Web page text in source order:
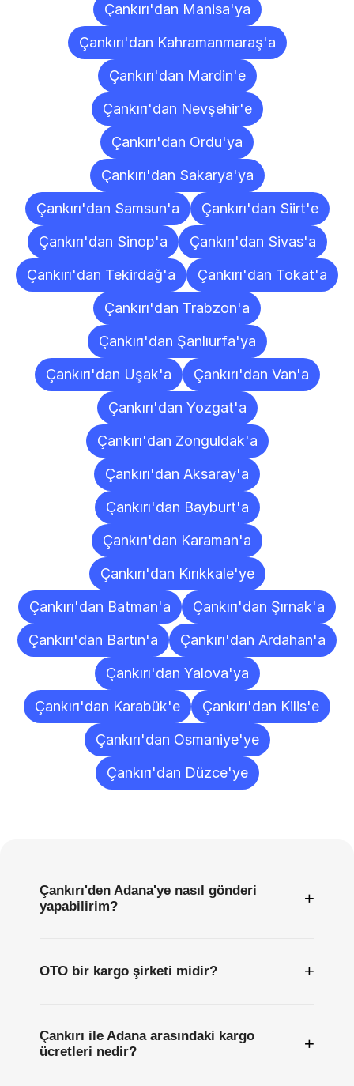
Çankırı'dan Manisa'ya
Çankırı'dan Kahramanmaraş'a
Çankırı'dan Mardin'e
Çankırı'dan Nevşehir'e
Çankırı'dan Ordu'ya
Çankırı'dan Sakarya'ya
Çankırı'dan Samsun'a
Çankırı'dan Siirt'e
Çankırı'dan Sinop'a
Çankırı'dan Sivas'a
Çankırı'dan Tekirdağ'a
Çankırı'dan Tokat'a
Çankırı'dan Trabzon'a
Çankırı'dan Şanlıurfa'ya
Çankırı'dan Uşak'a
Çankırı'dan Van'a
Çankırı'dan Yozgat'a
Çankırı'dan Zonguldak'a
Çankırı'dan Aksaray'a
Çankırı'dan Bayburt'a
Çankırı'dan Karaman'a
Çankırı'dan Kırıkkale'ye
Çankırı'dan Batman'a
Çankırı'dan Şırnak'a
Çankırı'dan Bartın'a
Çankırı'dan Ardahan'a
Çankırı'dan Yalova'ya
Çankırı'dan Karabük'e
Çankırı'dan Kilis'e
Çankırı'dan Osmaniye'ye
Çankırı'dan Düzce'ye
Çankırı'den Adana'ye nasıl gönderi
yapabilirim?
+
OTO bir kargo şirketi midir? +
Çankırı ile Adana arasındaki kargo
ücretleri nedir?
+